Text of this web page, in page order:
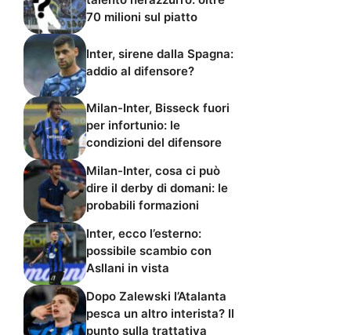
70 milioni sul piatto
Inter, sirene dalla Spagna:
addio al difensore?
Milan-Inter, Bisseck fuori
per infortunio: le
condizioni del difensore
Milan-Inter, cosa ci può
dire il derby di domani: le
probabili formazioni
Inter, ecco l’esterno:
possibile scambio con
Asllani in vista
Dopo Zalewski l’Atalanta
pesca un altro interista? Il
punto sulla trattativa